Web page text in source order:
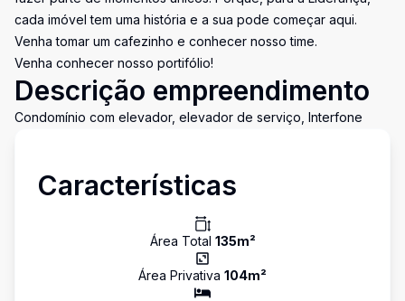
cada imóvel tem uma história e a sua pode começar aqui.
Venha tomar um cafezinho e conhecer nosso time.
Venha conhecer nosso portifólio!
Descrição empreendimento
Condomínio com elevador, elevador de serviço, Interfone
Características
Área Total 135m²
Área Privativa 104m²